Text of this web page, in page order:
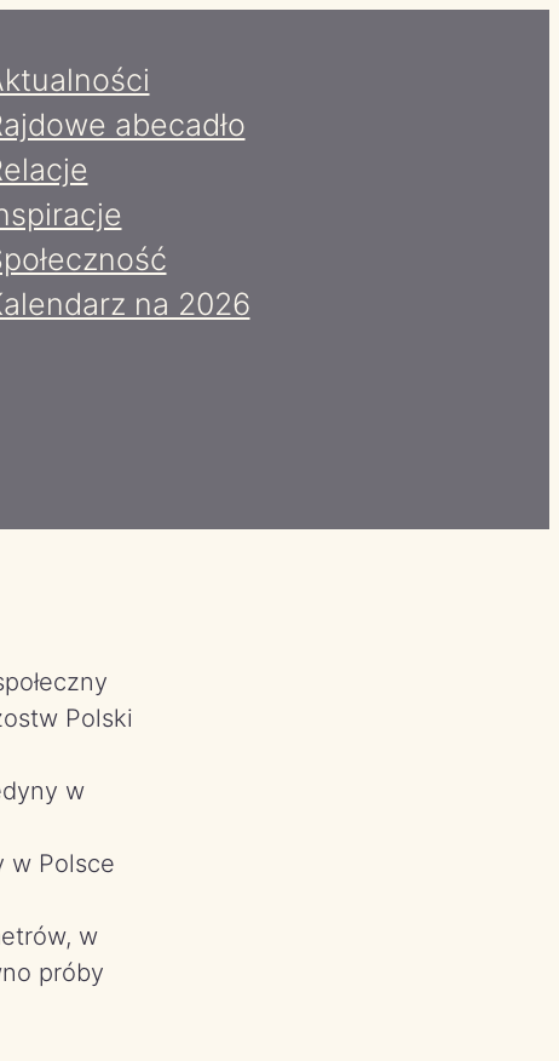
abecadło
na 2026
Polski
w
w Polsce
w
próby